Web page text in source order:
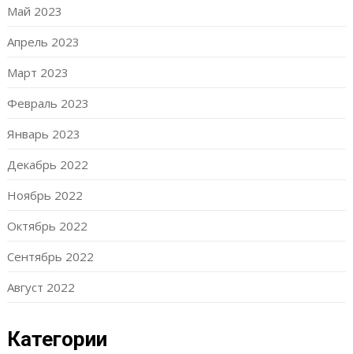
Май 2023
Апрель 2023
Март 2023
Февраль 2023
Январь 2023
Декабрь 2022
Ноябрь 2022
Октябрь 2022
Сентябрь 2022
Август 2022
Категории